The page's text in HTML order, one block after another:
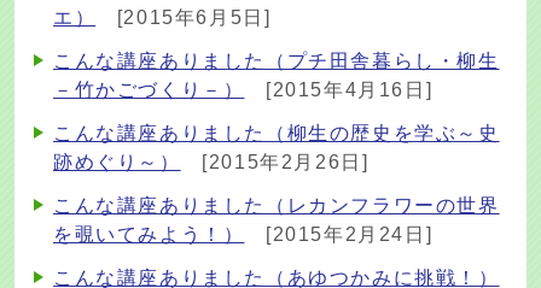
エ）
[2015年6月5日]
こんな講座ありました（プチ田舎暮らし・柳生
－竹かごづくり－）
[2015年4月16日]
こんな講座ありました（柳生の歴史を学ぶ～史
跡めぐり～）
[2015年2月26日]
こんな講座ありました（レカンフラワーの世界
を覗いてみよう！）
[2015年2月24日]
こんな講座ありました（あゆつかみに挑戦！）